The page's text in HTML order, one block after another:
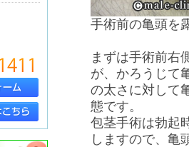
手術前の亀頭を
まずは手術前右
が、かろうじて
の太さに対して
態です。
包茎手術は勃起
しますので、亀